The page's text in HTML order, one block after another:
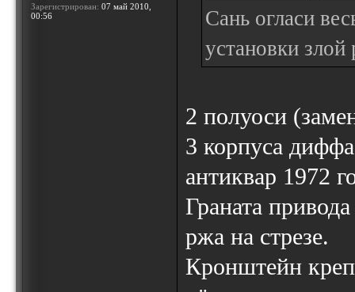
Зарегистрирован: 07 май 2010,
00:56
Сань огласи
установки злой
2 полуоси
3 корпуса
антиквар 1972
Граната
ржа на стрезе.
Кронштейн